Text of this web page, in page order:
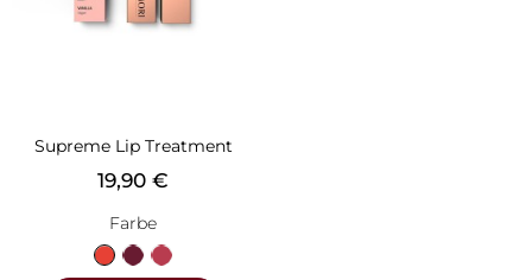
Supreme Lip Treatment
Preis
19,90 €
Farbe
VanilleHimbeere
Erdbeere